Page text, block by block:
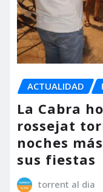
ACTUALIDAD
La Cabra
rossejat
noches
sus fiestas
torrent al dia